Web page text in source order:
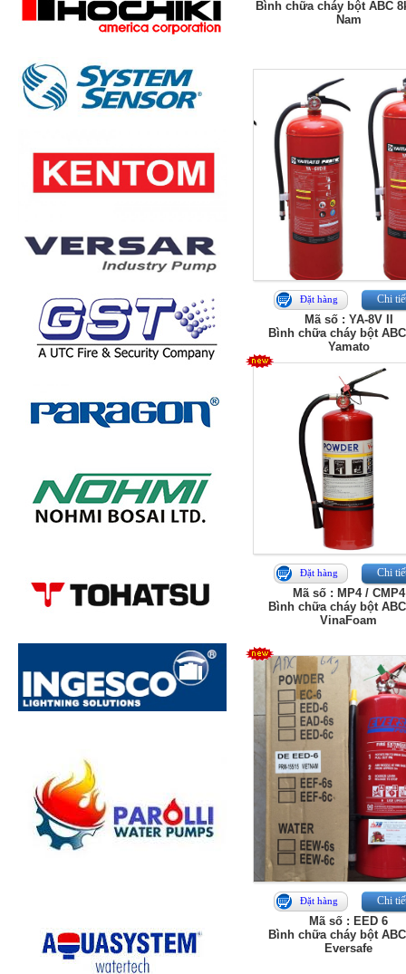
Bình chữa cháy bột ABC
Nam
Đặt hàng Chi
Mã số : YA-8V II
Bình chữa cháy bột
Yamato
Đặt hàng Chi
Mã số : MP4 / CMP4
Bình chữa cháy bột
VinaFoam
Đặt hàng Chi
Mã số : EED 6
Bình chữa cháy bột
Eversafe